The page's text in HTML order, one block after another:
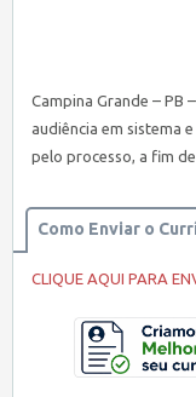
Campina Grande – PB
audiência em sistema
pelo processo, a fim
Como Enviar o
CLIQUE AQUI PARA